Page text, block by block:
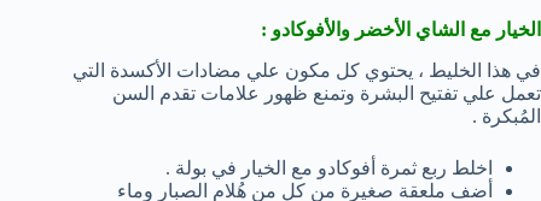
الخيار مع الشاي الأخضر والأفوكادو :
في هذا الخليط ، يحتوي كل مكون علي مضادات الأكسدة التي
تعمل علي تفتيح البشرة وتمنع ظهور علامات تقدم السن
المُبكرة .
اخلط ربع ثمرة أفوكادو مع الخيار في بولة .
أضف ملعقة صغيرة من كل من هُلام الصبار وماء